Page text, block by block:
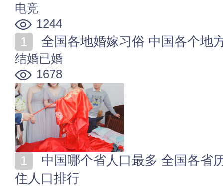
电竞
1244
全国各地婚嫁习俗 中国各个地
结婚已婚
1678
住人口排行